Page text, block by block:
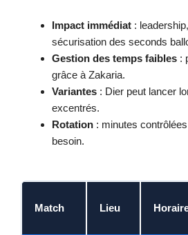
Impact immédiat :
sécurisation des seconds
Gestion des temps faibles :
grâce à Zakaria.
Variantes : Dier peut lancer
excentrés.
Rotation : minutes
besoin.
Match Lieu